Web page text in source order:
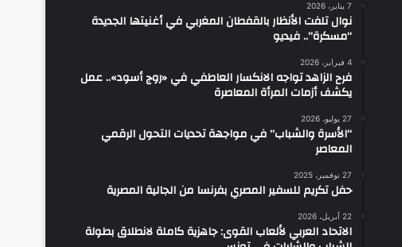
7 يناير، 2026
نوال تلفت الأنظار بالقفطان المغربي في أغنيتها الجديدة
“مسكرة”.. فيديو
4 فبراير، 2026
فرح الزاهد تواجه الانكسار العاطفي في «روج أسود».. عمل
يكشف أزمات المرأة المعاصرة
27 يوليو، 2026
“الأسرة والشباب” في مواجهة تحديات التحول الرقمي
المعاصر
27 نوفمبر، 2025
حفل تكريم للسفير المصري بفرنسا من الجالية المصرية
22 أبريل، 2026
الاتحاد العربي لألعاب القوى: جاهزية كاملة لانطلاق بطولة